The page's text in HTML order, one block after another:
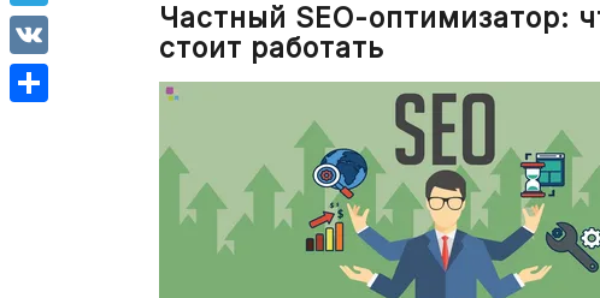
Частный SEO-оптимизатор:
стоит работать
Telegram
VK